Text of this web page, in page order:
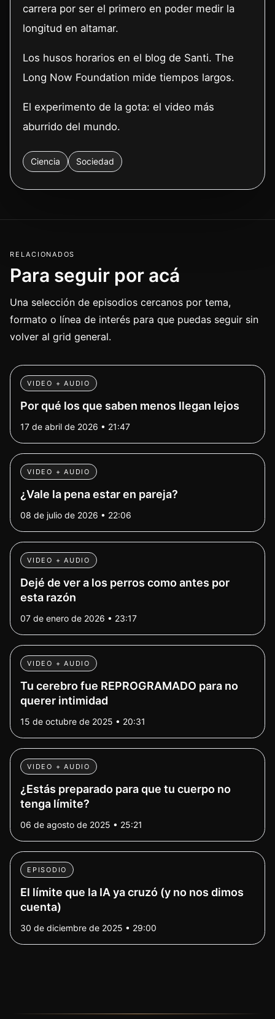
carrera por ser el primero en poder medir la
longitud en altamar.
Los husos horarios en el blog de Santi. The
Long Now Foundation mide tiempos largos.
El experimento de la gota: el video más
aburrido del mundo.
Ciencia Sociedad
RELACIONADOS
Para seguir por acá
Una selección de episodios cercanos por tema,
formato o línea de interés para que puedas seguir sin
volver al grid general.
VIDEO + AUDIO
Por qué los que saben menos llegan lejos
17 de abril de 2026 • 21:47
VIDEO + AUDIO
¿Vale la pena estar en pareja?
08 de julio de 2026 • 22:06
VIDEO + AUDIO
Dejé de ver a los perros como antes por
esta razón
07 de enero de 2026 • 23:17
VIDEO + AUDIO
Tu cerebro fue REPROGRAMADO para no
querer intimidad
15 de octubre de 2025 • 20:31
VIDEO + AUDIO
¿Estás preparado para que tu cuerpo no
tenga límite?
06 de agosto de 2025 • 25:21
EPISODIO
El límite que la IA ya cruzó (y no nos dimos
cuenta)
30 de diciembre de 2025 • 29:00